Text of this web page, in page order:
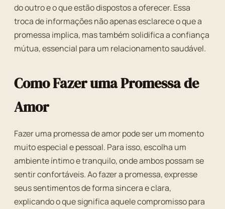
do outro e o que estão dispostos a oferecer. Essa
troca de informações não apenas esclarece o que a
promessa implica, mas também solidifica a confiança
mútua, essencial para um relacionamento saudável.
Como Fazer uma Promessa de
Amor
Fazer uma promessa de amor pode ser um momento
muito especial e pessoal. Para isso, escolha um
ambiente íntimo e tranquilo, onde ambos possam se
sentir confortáveis. Ao fazer a promessa, expresse
seus sentimentos de forma sincera e clara,
explicando o que significa aquele compromisso para